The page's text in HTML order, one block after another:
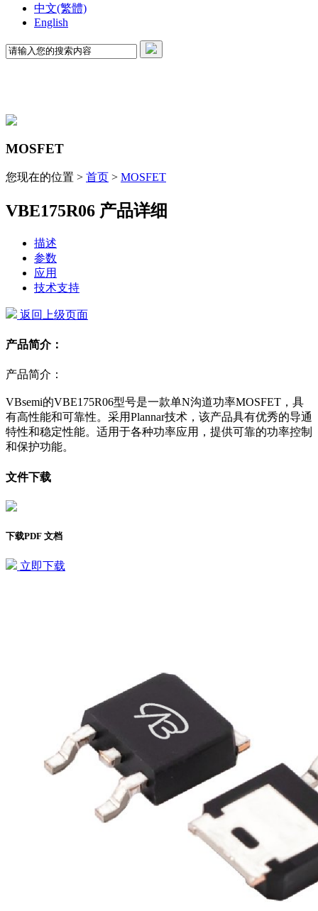
中文(繁體)
English
MOSFET
您现在的位置 > 首页 > MOSFET
VBE175R06 产品详细
描述
参数
应用
技术支持
返回上级页面
产品简介：
产品简介：
VBsemi的VBE175R06型号是一款单N沟道功率MOSFET，具
有高性能和可靠性。采用Plannar技术，该产品具有优秀的导通
特性和稳定性能。适用于各种功率应用，提供可靠的功率控制
和保护功能。
文件下载
下载PDF 文档
立即下载